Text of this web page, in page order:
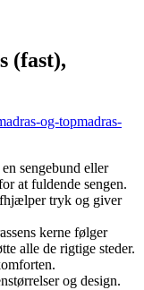
(fast),
og-topmadras-
sengebund eller
at fuldende sengen.
tryk og giver
kerne følger
alle de rigtige steder.
og design.